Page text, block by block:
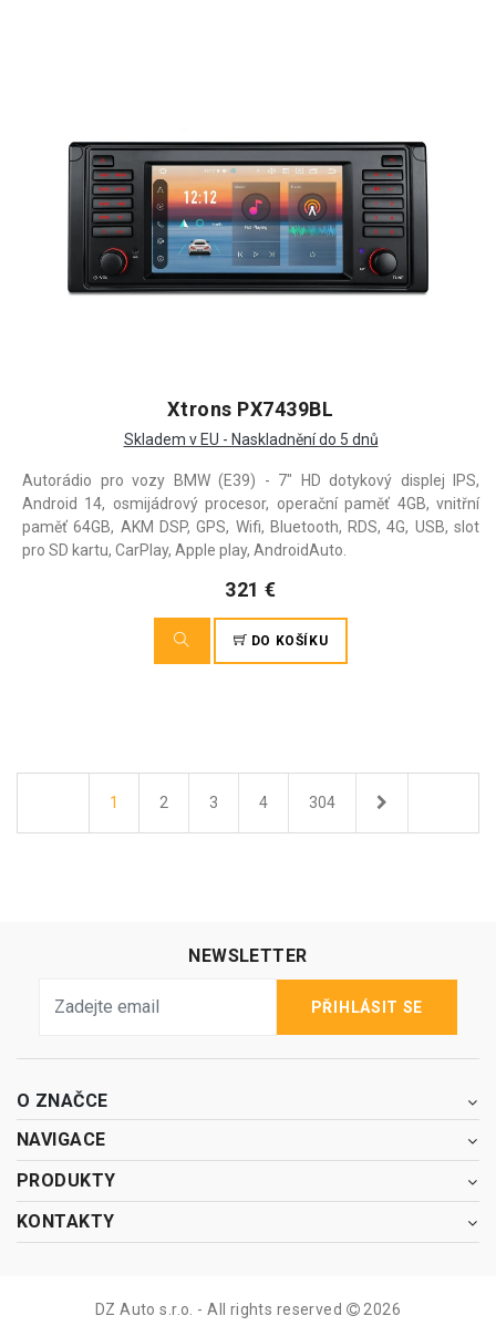
Xtrons PX7439BL
Skladem v EU - Naskladnění do 5 dnů
Autorádio pro vozy BMW (E39) - 7" HD dotykový displej IPS,
Android 14, osmijádrový procesor, operační paměť 4GB, vnitřní
paměť 64GB, AKM DSP, GPS, Wifi, Bluetooth, RDS, 4G, USB, slot
pro SD kartu, CarPlay, Apple play, AndroidAuto.
321 €
DO KOŠÍKU
1 2 3 4 304 Další
NEWSLETTER
PŘIHLÁSIT SE
O ZNAČCE
NAVIGACE
PRODUKTY
KONTAKTY
DZ Auto s.r.o. - All rights reserved 2026